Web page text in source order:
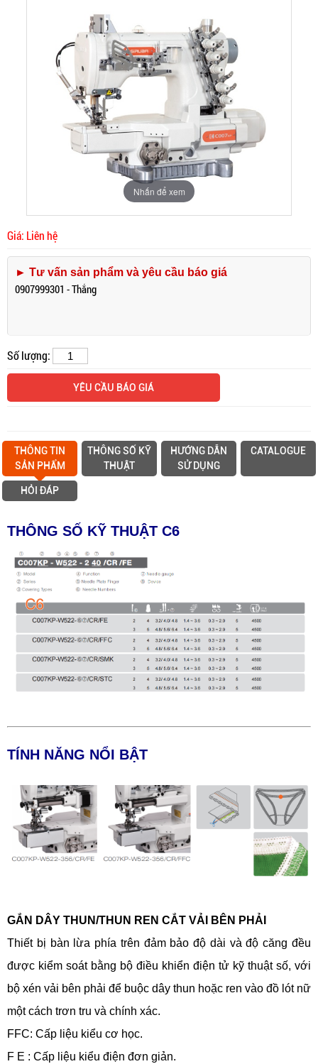
Nhấn để xem
Giá: Liên hệ
► Tư vấn sản phẩm và yêu cầu báo giá
0907999301 - Thắng
Số lượng:
YÊU CẦU BÁO GIÁ
THÔNG TIN
SẢN PHẨM
THÔNG SỐ KỸ
THUẬT
HƯỚNG DẪN
SỬ DỤNG
CATALOGUE
HỎI ĐÁP
THÔNG SỐ KỸ THUẬT C6
TÍNH NĂNG NỔI BẬT
GẮN DÂY THUN/THUN REN CẮT VẢI BÊN PHẢI
Thiết bị bàn lừa phía trên đảm bảo độ dài và độ căng đều
được kiểm soát bằng bộ điều khiển điện tử kỹ thuật số, với
bộ xén vải bên phải để buộc dây thun hoặc ren vào đồ lót nữ
một cách trơn tru và chính xác.
FFC: Cấp liệu kiểu cơ học.
F E : Cấp liệu kiểu điện đơn giản.